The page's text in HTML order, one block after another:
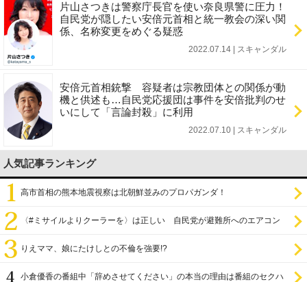
片山さつきは警察庁長官を使い奈良県警に圧力！
自民党が隠したい安倍元首相と統一教会の深い関
係、名称変更をめぐる疑惑
2022.07.14 | スキャンダル
安倍元首相銃撃 容疑者は宗教団体との関係が動
機と供述も…自民党応援団は事件を安倍批判のせ
いにして「言論封殺」に利用
2022.07.10 | スキャンダル
人気記事ランキング
高市首相の熊本地震視察は北朝鮮並みのプロパガンダ！
〈#ミサイルよりクーラーを〉は正しい 自民党が避難所へのエアコン
りえママ、娘にたけしとの不倫を強要!?
小倉優香の番組中「辞めさせてください」の本当の理由は番組のセクハ